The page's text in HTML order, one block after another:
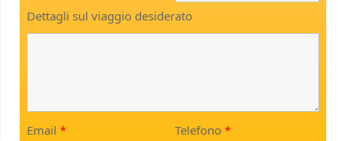
Dettagli sul viaggio desiderato
Email * Telefono *